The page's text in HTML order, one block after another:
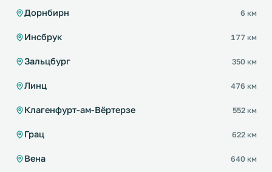
Дорнбирн 6 км
Инсбрук 177 км
Зальцбург 350 км
Линц 476 км
Клагенфурт-ам-Вёртерзе 552 км
Грац 622 км
Вена 640 км